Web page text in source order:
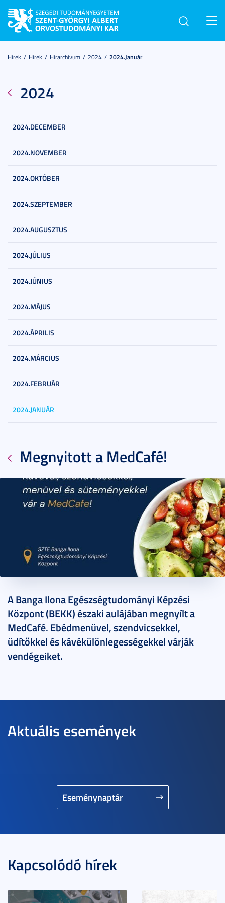
Hírek Hírek Hírarchívum 2024 2024.január
2024
2024.DECEMBER
2024.NOVEMBER
2024.OKTÓBER
2024.SZEPTEMBER
2024.AUGUSZTUS
2024.JÚLIUS
2024.JÚNIUS
2024.MÁJUS
2024.ÁPRILIS
2024.MÁRCIUS
2024.FEBRUÁR
2024.JANUÁR
Megnyitott a MedCafé!
A Banga Ilona Egészségtudományi Képzési
Központ (BEKK) északi aulájában megnyílt a
MedCafé. Ebédmenüvel, szendvicsekkel,
üdítőkkel és kávékülönlegességekkel várják
vendégeiket.
Aktuális események
Eseménynaptár
Kapcsolódó hírek